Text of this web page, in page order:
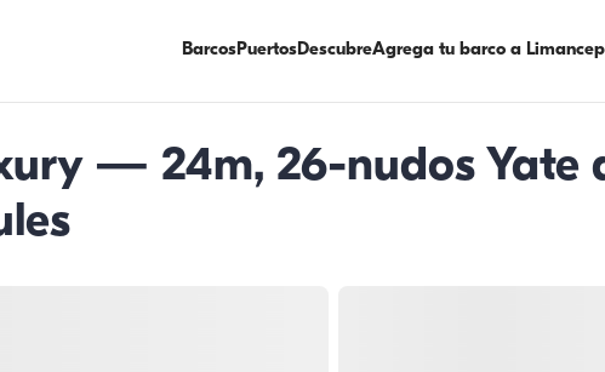
BarcosPuertosDescubreAgrega tu barco a
— 24m, 26-nudos Yate